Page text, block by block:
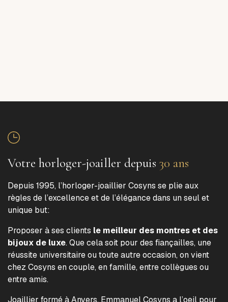
Votre horloger-joailler depuis 30 ans
Depuis 1995, l’horloger-joaillier Cosyns se plie aux
règles de l’excellence et de l’élégance dans un seul et
unique but:
Proposer à ses clients le meilleur des montres et des
bijoux de luxe. Que cela soit pour des fiançailles, une
réussite universitaire ou toute autre occasion, on vient
chez Cosyns en couple, en famille, entre collègues ou
entre amis.
Joaillier formé à Anvers, Emmanuel Cosyns a l’oeil pour